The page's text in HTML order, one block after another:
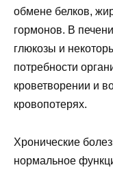
обмене белков,
гормонов. В
глюкозы и
потребности
кроветворении и
кровопотерях.
Хронические
нормальное